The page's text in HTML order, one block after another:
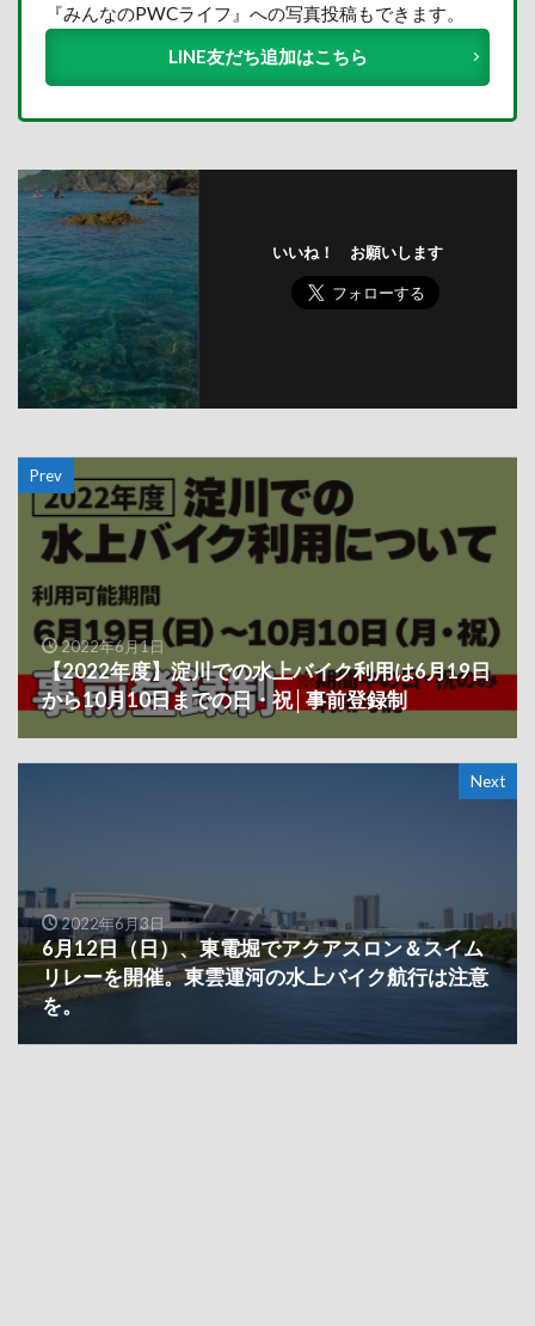
『みんなのPWCライフ』への写真投稿もできます。
LINE友だち追加はこちら
いいね！ お願いします
Prev
2022年6月1日
【2022年度】淀川での水上バイク利用は6月19日
から10月10日までの日・祝│事前登録制
Next
2022年6月3日
6月12日（日）、東電堀でアクアスロン＆スイム
リレーを開催。東雲運河の水上バイク航行は注意
を。